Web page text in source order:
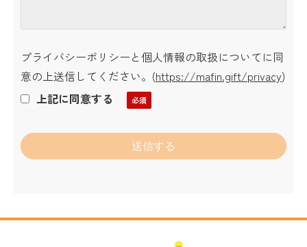
プライバシーポリシーと個人情報の取扱についてに同
意の上送信してください。 (https://mafin.gift/privacy)
上記に同意する